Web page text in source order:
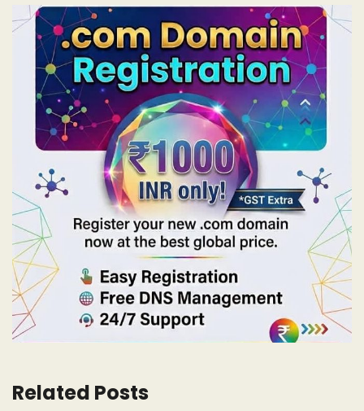
Related Posts